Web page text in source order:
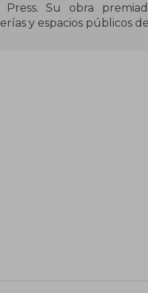
Press. Su obra
y espacios públicos